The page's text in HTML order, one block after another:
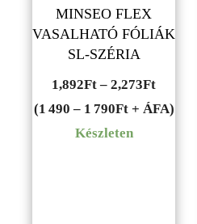
MINSEO FLEX
VASALHATÓ FÓLIÁK
SL-SZÉRIA
1,892Ft – 2,273Ft
1,892Ft
(1 490 – 1 790Ft + ÁFA)
Készleten